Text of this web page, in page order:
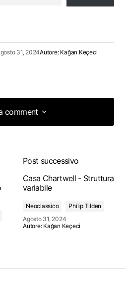
31, 2024Autore: Kağan Keçeci
comment
comment
Post successivo
Casa Chartwell - Struttura
variabile
Neoclassico
Philip Tilden
Agosto 31, 2024
Autore: Kağan Keçeci